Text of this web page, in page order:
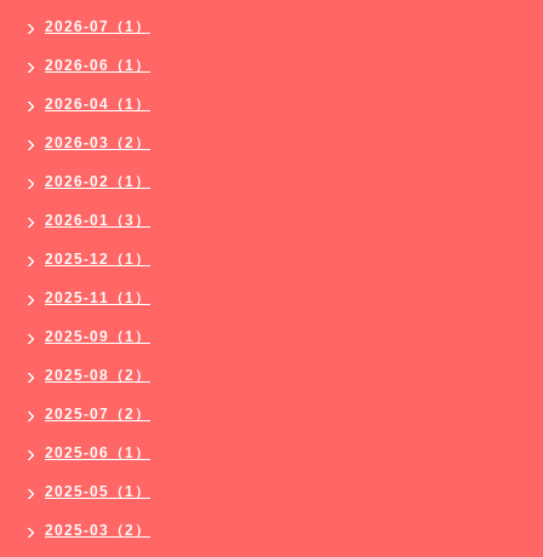
2026-07（1）
2026-06（1）
2026-04（1）
2026-03（2）
2026-02（1）
2026-01（3）
2025-12（1）
2025-11（1）
2025-09（1）
2025-08（2）
2025-07（2）
2025-06（1）
2025-05（1）
2025-03（2）